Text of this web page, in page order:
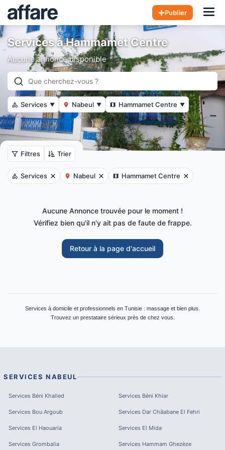
Publier
Services à Hammamet Centre
Aucune annonce disponible
Services ▼ Nabeul ▼ Hammamet Centre ▼
Filtres Trier
Services Nabeul Hammamet Centre
Aucune Annonce trouvée pour le moment !
Vérifiez bien qu'il n'y ait pas de faute de frappe.
Retour à la page d'accueil
Services à domicile et professionnels en Tunisie : massage et bien plus.
Trouvez un prestataire sérieux près de chez vous.
SERVICES NABEUL
Services Béni Khalled Services Béni Khiar
Services Bou Argoub Services Dar Châabane El Fehri
Services El Haouaria Services El Mida
Services Grombalia Services Hammam Ghezèze